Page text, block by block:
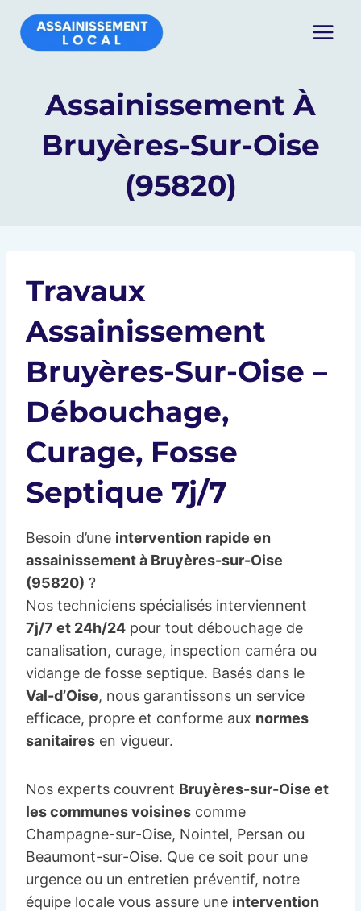
contenu
Assainissement À
Bruyères-Sur-Oise
(95820)
Travaux
Assainissement
Bruyères-Sur-Oise –
Débouchage,
Curage, Fosse
Septique 7j/7
Besoin d’une intervention rapide en
assainissement à Bruyères-sur-Oise
(95820) ?
Nos techniciens spécialisés interviennent
7j/7 et 24h/24 pour tout débouchage de
canalisation, curage, inspection caméra ou
vidange de fosse septique. Basés dans le
Val-d’Oise, nous garantissons un service
efficace, propre et conforme aux normes
sanitaires en vigueur.
Nos experts couvrent Bruyères-sur-Oise et
les communes voisines comme
Champagne-sur-Oise, Nointel, Persan ou
Beaumont-sur-Oise. Que ce soit pour une
urgence ou un entretien préventif, notre
équipe locale vous assure une intervention